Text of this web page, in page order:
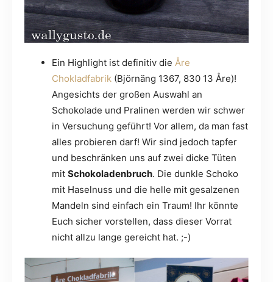
Ein Highlight ist definitiv die Åre
Chokladfabrik (Björnäng 1367, 830 13 Åre)!
Angesichts der großen Auswahl an
Schokolade und Pralinen werden wir schwer
in Versuchung geführt! Vor allem, da man fast
alles probieren darf! Wir sind jedoch tapfer
und beschränken uns auf zwei dicke Tüten
mit Schokoladenbruch. Die dunkle Schoko
mit Haselnuss und die helle mit gesalzenen
Mandeln sind einfach ein Traum! Ihr könnte
Euch sicher vorstellen, dass dieser Vorrat
nicht allzu lange gereicht hat. ;-)